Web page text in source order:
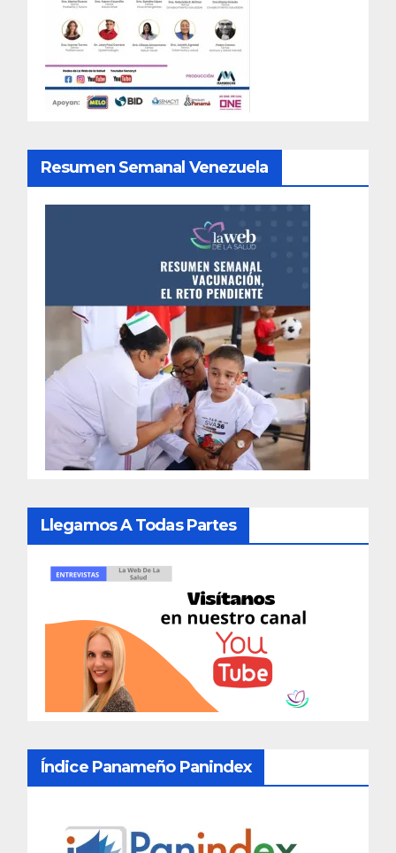
Resumen Semanal Venezuela
Llegamos A Todas Partes
Índice Panameño Panindex